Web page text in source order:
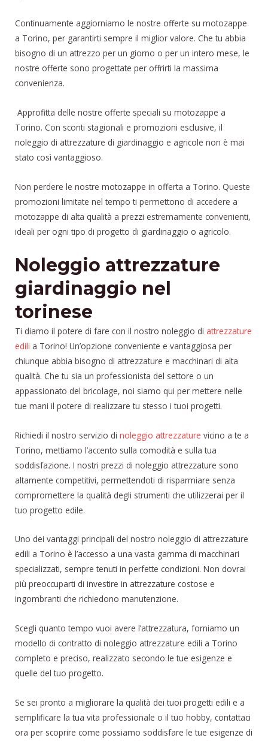
Continuamente aggiorniamo le nostre offerte su motozappe
a Torino, per garantirti sempre il miglior valore. Che tu abbia
bisogno di un attrezzo per un giorno o per un intero mese, le
nostre offerte sono progettate per offrirti la massima
convenienza.
Approfitta delle nostre offerte speciali su motozappe a
Torino. Con sconti stagionali e promozioni esclusive, il
noleggio di attrezzature di giardinaggio e agricole non è mai
stato così vantaggioso.
Non perdere le nostre motozappe in offerta a Torino. Queste
promozioni limitate nel tempo ti permettono di accedere a
motozappe di alta qualità a prezzi estremamente convenienti,
ideali per ogni tipo di progetto di giardinaggio o agricolo.
Noleggio attrezzature
giardinaggio nel
torinese
Ti diamo il potere di fare con il nostro noleggio di attrezzature
edili a Torino! Un’opzione conveniente e vantaggiosa per
chiunque abbia bisogno di attrezzature e macchinari di alta
qualità. Che tu sia un professionista del settore o un
appassionato del bricolage, noi siamo qui per mettere nelle
tue mani il potere di realizzare tu stesso i tuoi progetti.
Richiedi il nostro servizio di noleggio attrezzature vicino a te a
Torino, mettiamo l’accento sulla comodità e sulla tua
soddisfazione. I nostri prezzi di noleggio attrezzature sono
altamente competitivi, permettendoti di risparmiare senza
compromettere la qualità degli strumenti che utilizzerai per il
tuo progetto edile.
Uno dei vantaggi principali del nostro noleggio di attrezzature
edili a Torino è l’accesso a una vasta gamma di macchinari
specializzati, sempre tenuti in perfette condizioni. Non dovrai
più preoccuparti di investire in attrezzature costose e
ingombranti che richiedono manutenzione.
Scegli quanto tempo vuoi avere l’attrezzatura, forniamo un
modello di contratto di noleggio attrezzature edili a Torino
completo e preciso, realizzato secondo le tue esigenze e
quelle del tuo progetto.
Se sei pronto a migliorare la qualità dei tuoi progetti edili e a
semplificare la tua vita professionale o il tuo hobby, contattaci
ora per scoprire come possiamo soddisfare le tue esigenze di